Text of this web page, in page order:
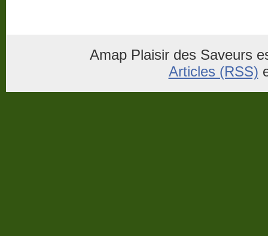
Amap Plaisir des Saveurs
Articles (RSS)